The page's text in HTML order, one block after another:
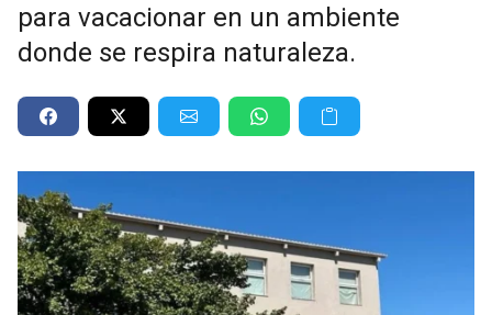
para vacacionar en un ambiente
donde se respira naturaleza.